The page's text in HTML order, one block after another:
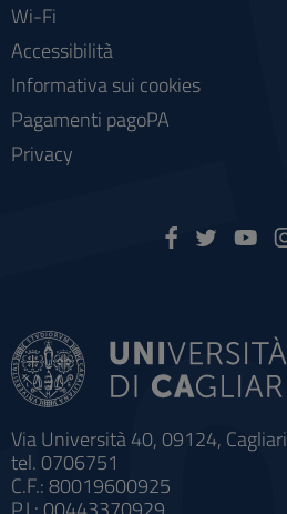
Via Università 40, 09124, Cagliari
tel. 0706751
C.F.: 80019600925
Wi-Fi
Accessibilità
Informativa sui cookies
Pagamenti pagoPA
Privacy